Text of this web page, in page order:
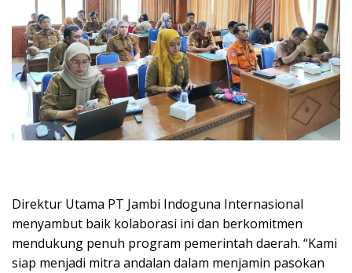
Direktur Utama PT Jambi Indoguna Internasional
menyambut baik kolaborasi ini dan berkomitmen
mendukung penuh program pemerintah daerah. “Kami
siap menjadi mitra andalan dalam menjamin pasokan